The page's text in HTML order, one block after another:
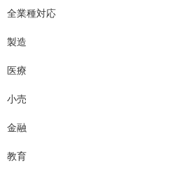
全業種対応
製造
医療
小売
金融
教育